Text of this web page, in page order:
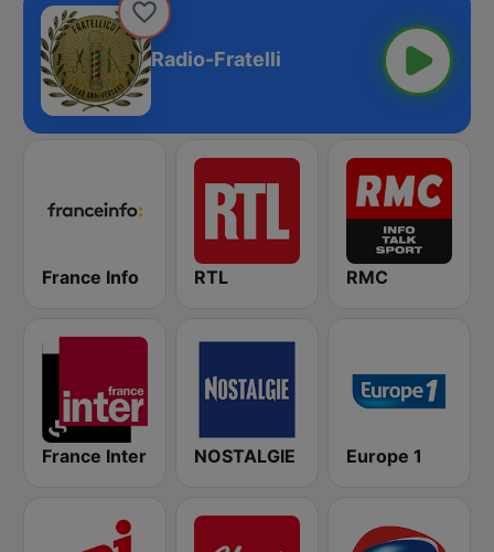
Radio-Fratelli
France Info RTL RMC
France Inter NOSTALGIE Europe 1